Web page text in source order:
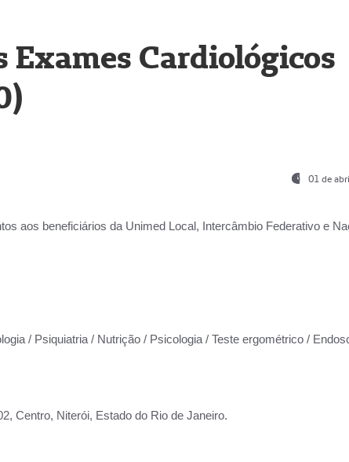
Exames Cardiológicos
01 de
aos beneficiários da Unimed Local, Intercâmbio Federativo e
/ Psiquiatria / Nutrição / Psicologia / Teste ergométrico /
Centro, Niterói, Estado do Rio de Janeiro.